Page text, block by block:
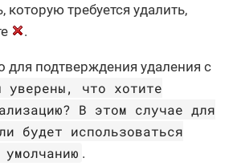
которую требуется удалить,
.
для подтверждения удаления с
уверены, что хотите
В этом случае для
будет использоваться
.